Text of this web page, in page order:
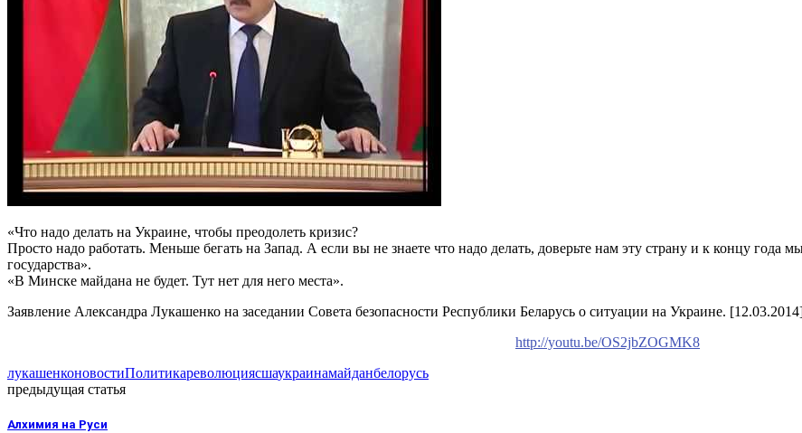
«Что надо делать на Украине, чтобы преодолеть кризис?
Просто надо работать. Меньше бегать на Запад. А если вы не знаете что надо делать, доверьте нам эту страну и к концу года
государства».
«В Минске майдана не будет. Тут нет для него места».
Заявление Александра Лукашенко на заседании Совета безопасности Республики Беларусь о ситуации на Украине.
http://youtu.be/OS2jbZOGMK8
лукашенконовостиПолитикареволюциясшаукраинамайданбелорусь
предыдущая статья
Алхимия на Руси